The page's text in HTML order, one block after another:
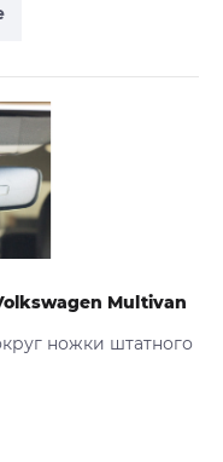
Multivan
ножки штатного